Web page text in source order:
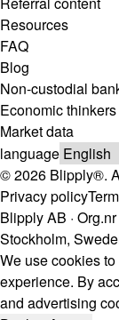
Resources
FAQ
Blog
Non-custodial
Economic thinkers
Market data
language
© 2026 Blipply®.
Privacy policy
Blipply AB ·
Stockholm,
We use cookies
experience. By
and advertising